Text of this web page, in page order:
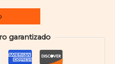
garantizado